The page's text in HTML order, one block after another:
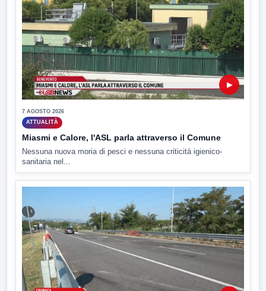
▶
7 AGOSTO 2026
ATTUALITÀ
Miasmi e Calore, l'ASL parla attraverso il Comune
Nessuna nuova moria di pesci e nessuna criticità igienico-
sanitaria nel...